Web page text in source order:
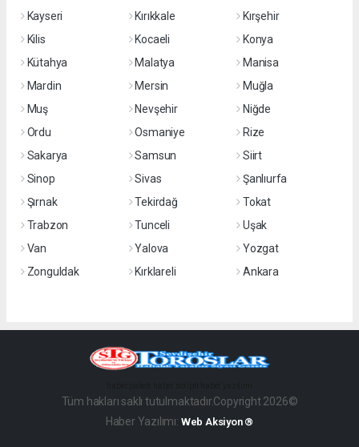
Kayseri
Kırıkkale
Kırşehir
Kilis
Kocaeli
Konya
Kütahya
Malatya
Manisa
Mardin
Mersin
Muğla
Muş
Nevşehir
Niğde
Ordu
Osmaniye
Rize
Sakarya
Samsun
Siirt
Sinop
Sivas
Şanlıurfa
Şırnak
Tekirdağ
Tokat
Trabzon
Tunceli
Uşak
Van
Yalova
Yozgat
Zonguldak
Kırklareli Ankara
Tüm hakları saklı tutulmaktadır.Copyright 2026©
Haber Yazılımı: Web Aksiyon ®